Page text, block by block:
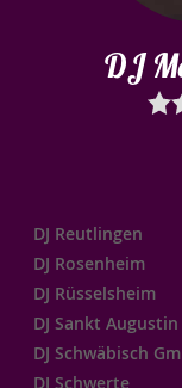
DJ
DJ Reutlingen
DJ Rosenheim
DJ Rüsselsheim
DJ Sankt Augustin
DJ Schwäbisch
DJ Schwerte